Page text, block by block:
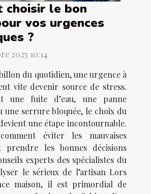
choisir le bon
vos urgences
?
2025 10:14
du quotidien, une urgence à
vite devenir source de stress.
une fuite d’eau, une panne
une serrure bloquée, le choix du
une étape incontournable.
éviter les mauvaises
prendre les bonnes décisions
experts des spécialistes du
le sérieux de l’artisan Lors
maison, il est primordial de